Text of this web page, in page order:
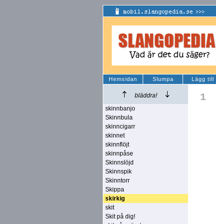
Hemsidan Slumpa Lägg till
bläddra!
skinnbanjo
Skinnbula
skinncigarr
skinnet
skinnflöjt
skinnpåse
Skinnslöjd
Skinnspik
Skinntorr
Skippa
skirkig
skit
Skit på dig!
1